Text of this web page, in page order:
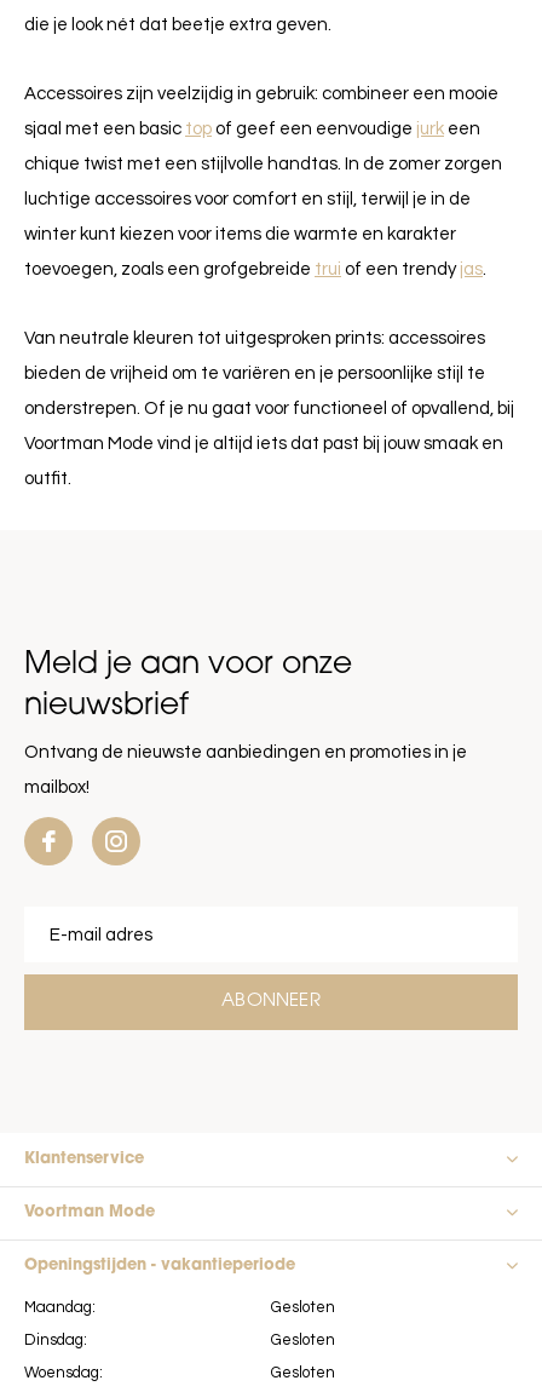
die je look nét dat beetje extra geven.
Accessoires zijn veelzijdig in gebruik: combineer een mooie
sjaal met een basic top of geef een eenvoudige jurk een
chique twist met een stijlvolle handtas. In de zomer zorgen
luchtige accessoires voor comfort en stijl, terwijl je in de
winter kunt kiezen voor items die warmte en karakter
toevoegen, zoals een grofgebreide trui of een trendy jas.
Van neutrale kleuren tot uitgesproken prints: accessoires
bieden de vrijheid om te variëren en je persoonlijke stijl te
onderstrepen. Of je nu gaat voor functioneel of opvallend, bij
Voortman Mode vind je altijd iets dat past bij jouw smaak en
outfit.
Meld je aan voor onze
nieuwsbrief
Ontvang de nieuwste aanbiedingen en promoties in je
mailbox!
ABONNEER
Klantenservice
Voortman Mode
Openingstijden - vakantieperiode
Maandag:
Dinsdag:
Woensdag:
Gesloten
Gesloten
Gesloten